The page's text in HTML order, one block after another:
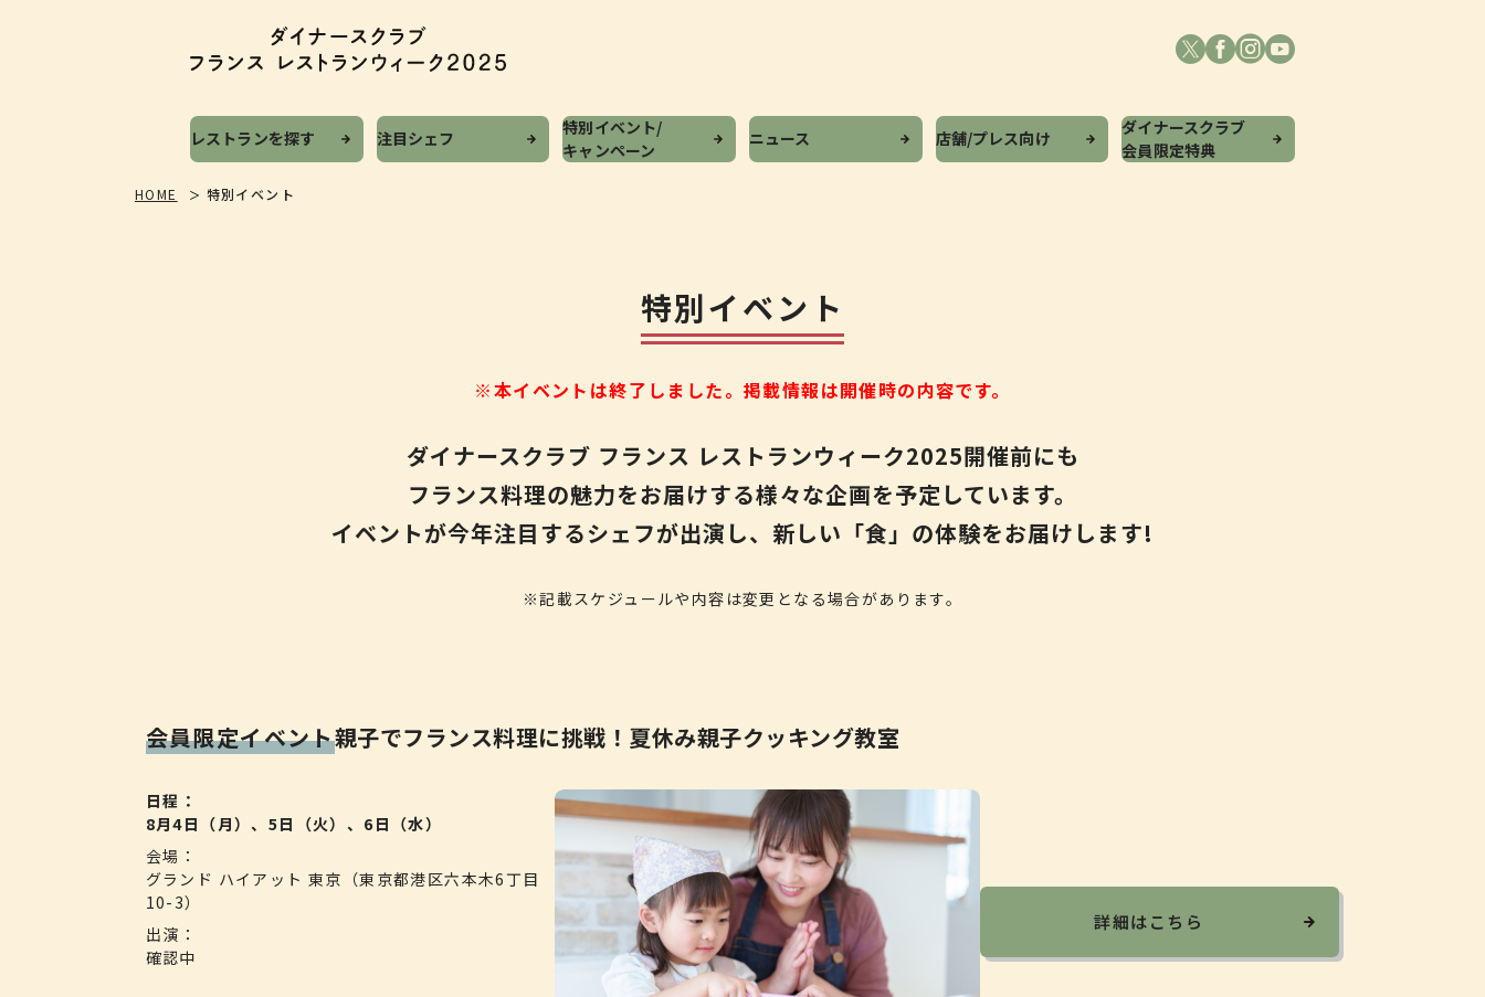
レストランを探す 注目シェフ
特別イベント/
キャンペーン
ニュース 店舗/プレス向け
ダイナースクラブ
会員限定特典
HOME 特別イベント
特別イベント
※本イベントは終了しました。 掲載情報は開催時の内容です。
ダイナースクラブ フランス レストランウィーク2025開催前にも
フランス料理の魅力をお届けする様々な企画を予定しています。
イベントが今年注目するシェフが出演し、 新しい「食」の体験をお届けします!
※記載スケジュールや内容は変更となる場合があります。
会員限定イベント親子でフランス料理に挑戦！ 夏休み親子クッキング教室
日程
8月4日（月）、5日（火）、6日（水）
会場
グランド ハイアット 東京 （東京都港区六本木6丁目
10-3）
出演
確認中
詳細はこちら